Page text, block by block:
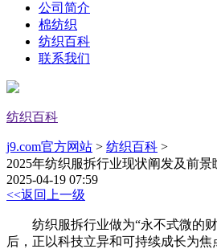
公司简介
棉纺织
纺织百科
联系我们
纺织百科
j9.com官方网站 > 纺织百科 >
2025年纺织服拆行业现状阐发及前景
2025-04-19 07:59
<<返回上一级
纺织服拆行业做为“永不式微的财
后，正以科技立异和可持续成长为